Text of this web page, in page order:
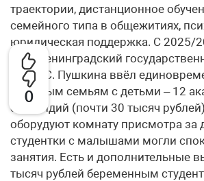
0
траектории, дистанционное
семейного типа в общежитиях,
юридическая поддержка. С 2025/
года Ленинградский
им. А. С. Пушкина ввёл
молодым семьям с детьми – 12
стипендий (почти 30 тысяч
оборудуют комнату присмотра за
студентки с малышами могли
занятия. Есть и дополнительные
тысяч рублей беременным